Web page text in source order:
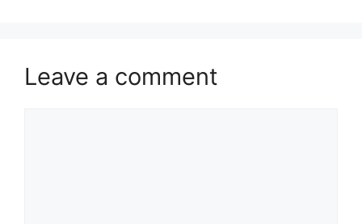
Leave a comment